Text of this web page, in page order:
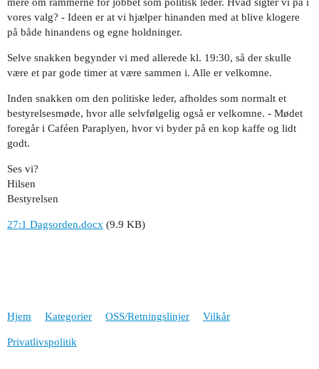
mere om rammerne for jobbet som politisk leder. Hvad sigter vi på i
vores valg? - Ideen er at vi hjælper hinanden med at blive klogere
på både hinandens og egne holdninger.
Selve snakken begynder vi med allerede kl. 19:30, så der skulle
være et par gode timer at være sammen i. Alle er velkomne.
Inden snakken om den politiske leder, afholdes som normalt et
bestyrelsesmøde, hvor alle selvfølgelig også er velkomne. - Mødet
foregår i Caféen Paraplyen, hvor vi byder på en kop kaffe og lidt
godt.
Ses vi?
Hilsen
Bestyrelsen
27:1 Dagsorden.docx (9.9 KB)
Hjem Kategorier OSS/Retningslinjer Vilkår
Privatlivspolitik